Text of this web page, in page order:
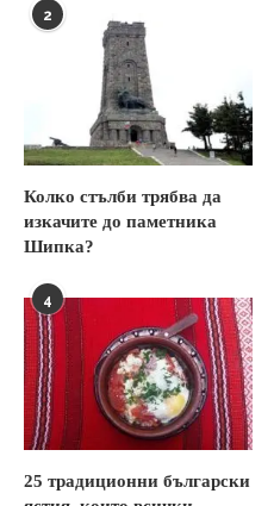
2
Колко стълби трябва да
изкачите до паметника
Шипка?
4
25 традиционни български